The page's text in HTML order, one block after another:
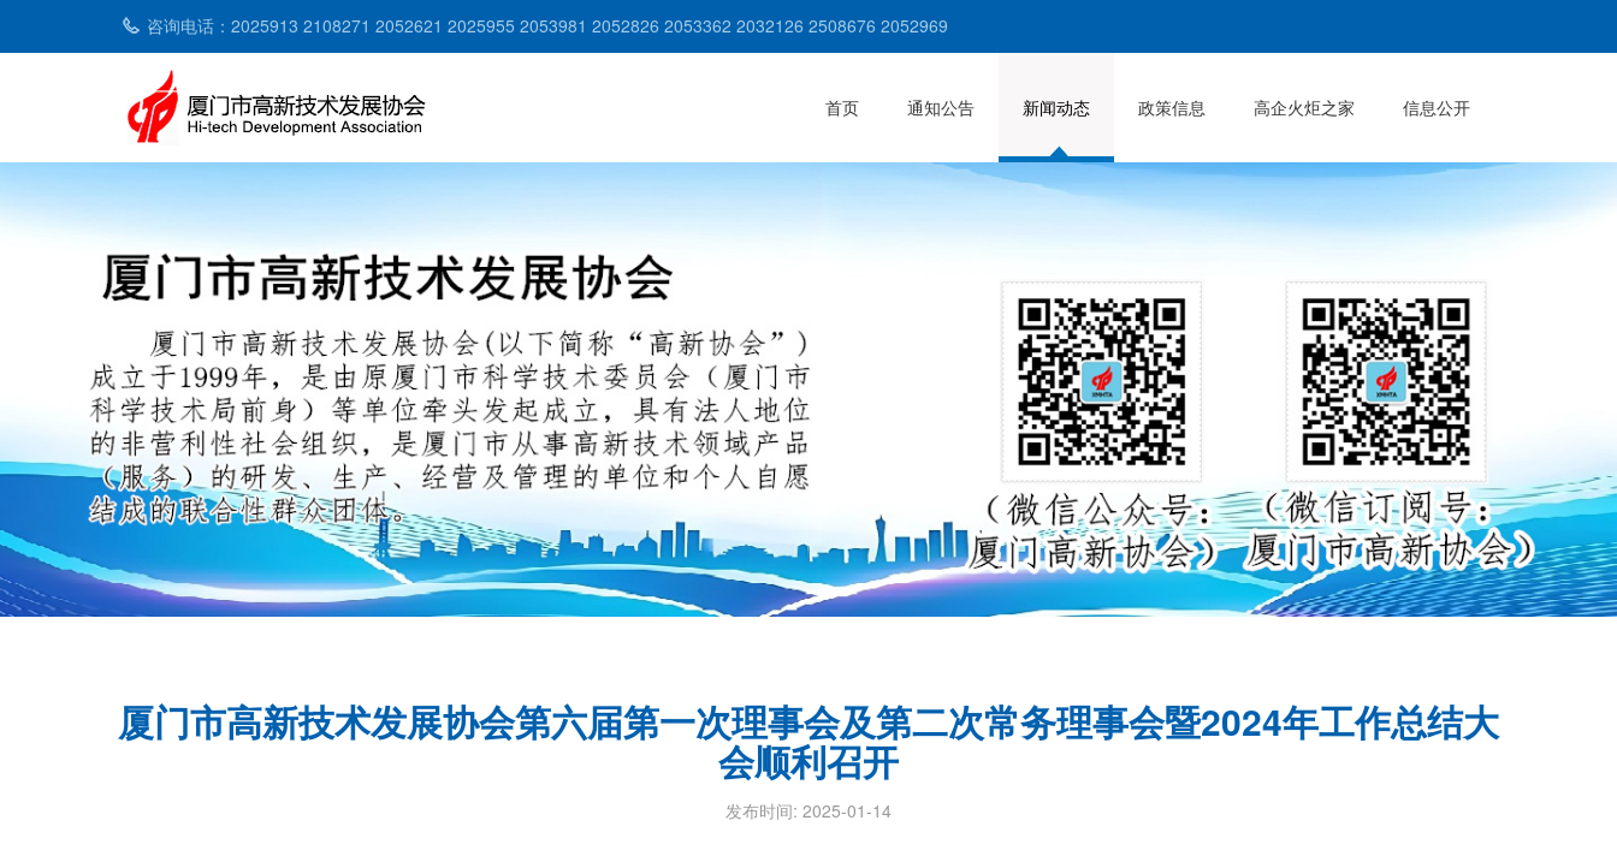
咨询电话：2025913 2108271 2052621 2025955 2053981 2052826 2053362 2032126 2508676 2052969
首页 通知公告 新闻动态 政策信息 高企火炬之家 信息公开
厦门市高新技术发展协会第六届第一次理事会及第二次常务理事会暨2024年工作总结大
会顺利召开
发布时间: 2025-01-14